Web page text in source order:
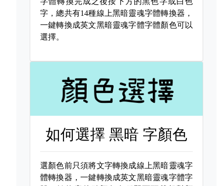
字，總共有14種線上黑暗靈魂字體轉換器，
一鍵轉換成英文黑暗靈魂字體字體顏色可以
選擇。
如何選擇黑暗 字顏色
選顏色前只須將文字轉換成線上黑暗靈魂字
體轉換器，一鍵轉換成英文黑暗靈魂字體字